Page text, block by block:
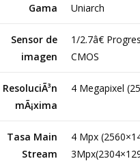
Gama Uniarch
Sensor de
imagen
1/2.7â€
CMOS
ResoluciÃ³n
mÃ¡xima
4 Megapixel
Tasa Main
Stream
4 Mpx